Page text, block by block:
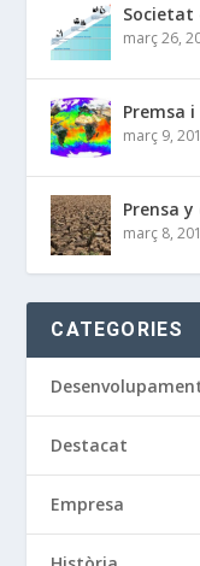
Societat
març 26,
Premsa
març 9,
Prensa
març 8,
CATEGORIES
Destacat
Empresa